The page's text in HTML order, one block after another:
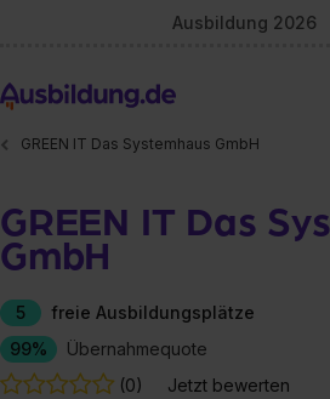
Ausbildung 2026
GREEN IT Das Systemhaus GmbH
GREEN IT Das
GmbH
5
freie Ausbildungsplätze
99%
Übernahmequote
(0)
Jetzt bewerten